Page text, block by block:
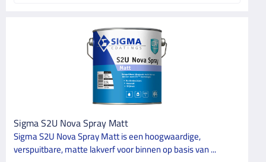
Sigma S2U Nova Spray Matt
Sigma S2U Nova Spray Matt is een hoogwaardige,
verspuitbare, matte lakverf voor binnen op basis van ...